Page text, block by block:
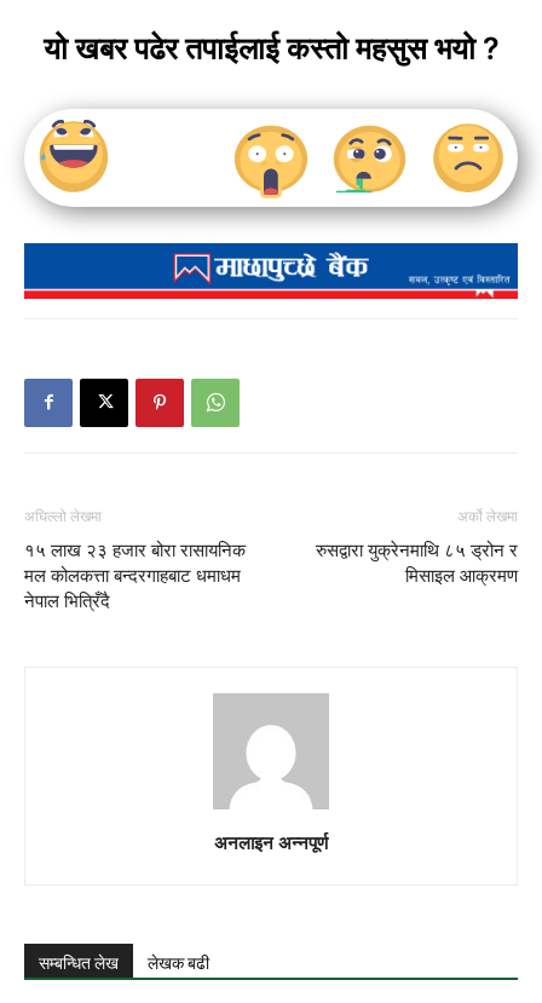
यो खबर पढेर तपाईलाई कस्तो महसुस भयो ?
अघिल्लो लेखमा
१५ लाख २३ हजार बोरा रासायनिक
मल कोलकत्ता बन्दरगाहबाट धमाधम
नेपाल भित्रिँदै
अर्को लेखमा
रुसद्वारा युक्रेनमाथि ८५ ड्रोन र
मिसाइल आक्रमण
अनलाइन अन्नपूर्ण
सम्बन्धित लेख लेखक बढी